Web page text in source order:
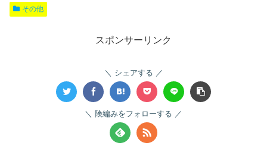
その他
スポンサーリンク
シェアする
険編みをフォローする